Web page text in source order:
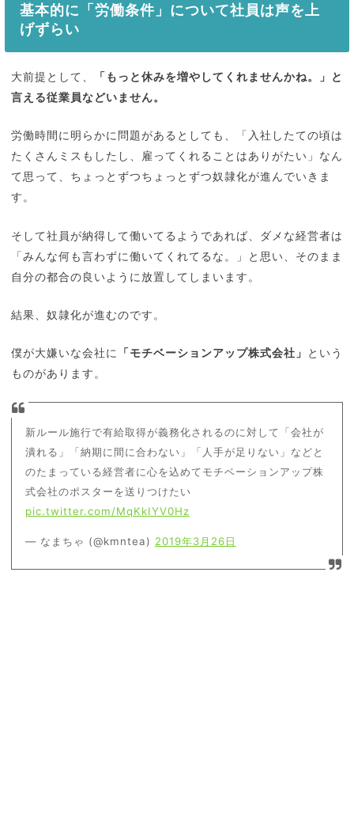
基本的に「労働条件」について社員は声を上
げずらい
大前提として、
「もっと休みを増やしてくれませんかね。」と
言える従業員などいません。
労働時間に明らかに問題があるとしても、「入社したての頃は
たくさんミスもしたし、雇ってくれることはありがたい」なん
て思って、ちょっとずつちょっとずつ奴隷化が進んでいきま
す。
そして社員が納得して働いてるようであれば、ダメな経営者は
「みんな何も言わずに働いてくれてるな。」と思い、そのまま
自分の都合の良いように放置してしまいます。
結果、奴隷化が進むのです。
僕が大嫌いな会社に 「モチベーションアップ株式会社」 という
ものがあります。
新ルール施行で有給取得が義務化されるのに対して「会社が
潰れる」「納期に間に合わない」「人手が足りない」などと
のたまっている経営者に心を込めてモチベーションアップ株
式会社のポスターを送りつけたい
pic.twitter.com/MqKkIYV0Hz
— なまちゃ (@kmntea) 2019年3月26日